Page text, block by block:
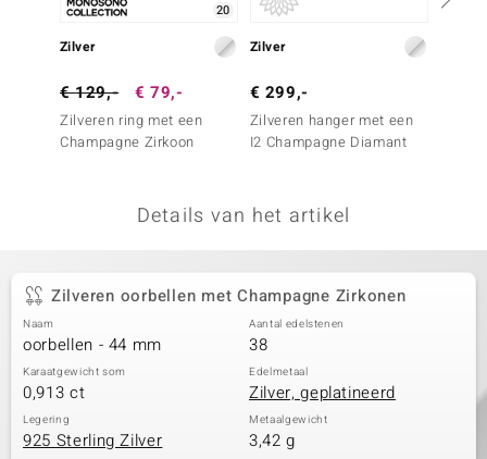
Collection
20
Zilver
€ 129,- € 79,-
Zilveren ring met een
Champagne Zirkoon
Zilver
€ 299,-
Zilveren hanger met een
I2 Champagne Diamant
Details van het artikel
Zilveren oorbellen met Champagne Zirkonen
Naam
oorbellen - 44 mm
Aantal edelstenen
38
Karaatgewicht som
0,913 ct
Edelmetaal
Zilver, geplatineerd
Legering
925 Sterling Zilver
Metaalgewicht
3,42 g